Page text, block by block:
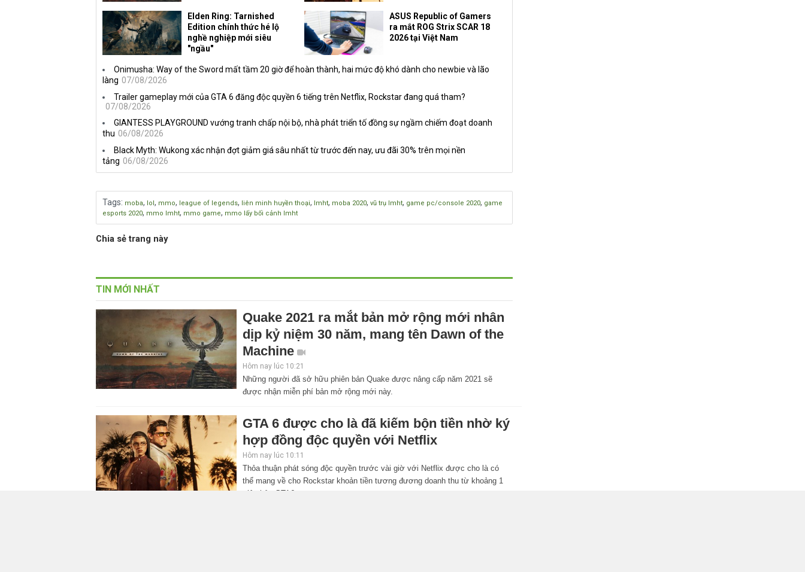
Elden Ring: Tarnished
Edition chính thức hé lộ
nghề nghiệp mới siêu
"ngầu"
ASUS Republic of Gamers
ra mắt ROG Strix SCAR 18
2026 tại Việt Nam
Onimusha: Way of the Sword mất tầm 20 giờ để hoàn thành, hai mức độ khó dành cho newbie và lão
làng 07/08/2026
Trailer gameplay mới của GTA 6 đăng độc quyền 6 tiếng trên Netflix, Rockstar đang quá tham?
07/08/2026
GIANTESS PLAYGROUND vướng tranh chấp nội bộ, nhà phát triển tố đồng sự ngầm chiếm đoạt doanh
thu 06/08/2026
Black Myth: Wukong xác nhận đợt giảm giá sâu nhất từ trước đến nay, ưu đãi 30% trên mọi nền
tảng 06/08/2026
Tags: moba, lol , mmo, league of legends, liên minh huyền thoại, lmht, moba 2020, vũ trụ lmht, game pc/console 2020, game
esports 2020, mmo lmht, mmo game, mmo lấy bối cảnh lmht
Chia sẻ trang này
TIN MỚI NHẤT
Quake 2021 ra mắt bản mở rộng mới nhân
dịp kỷ niệm 30 năm, mang tên Dawn of the
Machine
Hôm nay lúc 10:21
Những người đã sở hữu phiên bản Quake được nâng cấp năm 2021 sẽ
được nhận miễn phí bản mở rộng mới này.
GTA 6 được cho là đã kiếm bộn tiền nhờ ký
hợp đồng độc quyền với Netflix
Hôm nay lúc 10:11
Thỏa thuận phát sóng độc quyền trước vài giờ với Netflix được cho là có
thể mang về cho Rockstar khoản tiền tương đương doanh thu từ khoảng 1
triệu bản GTA6.